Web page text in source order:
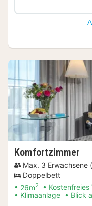
Komfortzimmer
Max. 3 Erwachsene
Doppelbett
26m2 Kostenfreies
Klimaanlage
Blick